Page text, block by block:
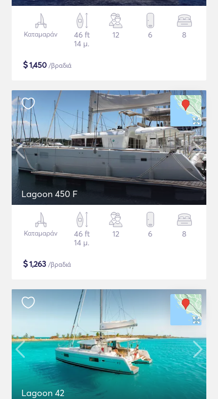
Καταμαράν
46 ft
14 μ.
12 6 8
$1,450 /βραδιά
Lagoon 450 F
Καταμαράν
46 ft
14 μ.
12 6 8
$1,263 /βραδιά
Lagoon 42